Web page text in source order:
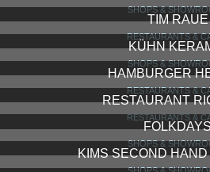
SHOPS &
TIM RAUE
RESTAURANTS &
KÜHN
SHOPS &
HAMBURGER
RESTAURANTS &
RESTAURANT
RESTAURANTS &
SHOPS &
KIMS SECOND